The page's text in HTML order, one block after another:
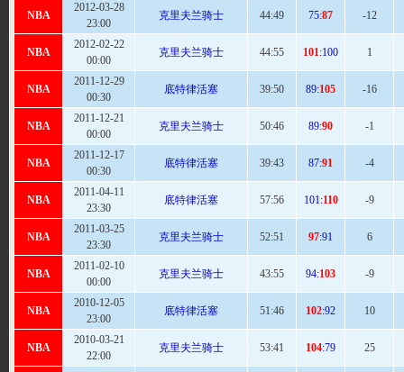
NBA
2012-03-28
23:00
克里夫兰骑士 44:49 75:87 -12
NBA
2012-02-22
00:00
克里夫兰骑士 44:55 101:100 1
NBA
2011-12-29
00:30
底特律活塞 39:50 89:105 -16
NBA
2011-12-21
00:00
克里夫兰骑士 50:46 89:90 -1
NBA
2011-12-17
00:30
底特律活塞 39:43 87:91 -4
NBA
2011-04-11
23:30
底特律活塞 57:56 101:110 -9
NBA
2011-03-25
23:30
克里夫兰骑士 52:51 97:91 6
NBA
2011-02-10
00:00
克里夫兰骑士 43:55 94:103 -9
NBA
2010-12-05
23:00
底特律活塞 51:46 102:92 10
NBA
2010-03-21
22:00
克里夫兰骑士 53:41 104:79 25